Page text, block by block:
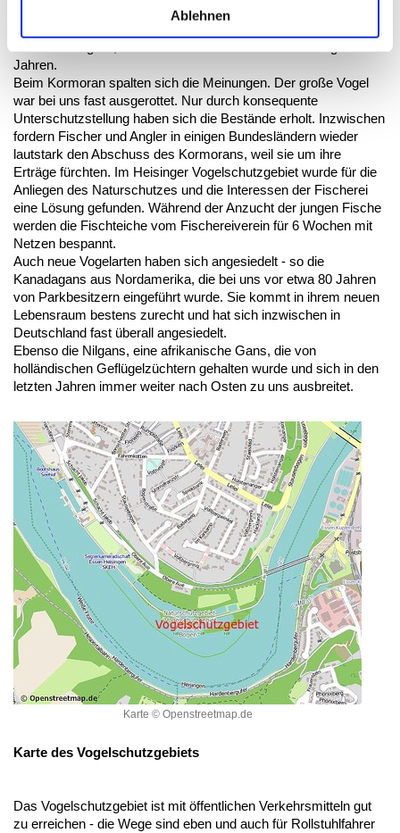
Ablehnen
In der Graureiherkolonie werden im Frühjahr die Nester
Jahren.
Beim Kormoran spalten sich die Meinungen. Der große Vogel
war bei uns fast ausgerottet. Nur durch konsequente
Unterschutzstellung haben sich die Bestände erholt. Inzwischen
fordern Fischer und Angler in einigen Bundesländern wieder
lautstark den Abschuss des Kormorans, weil sie um ihre
Erträge fürchten. Im Heisinger Vogelschutzgebiet wurde für die
Anliegen des Naturschutzes und die Interessen der Fischerei
eine Lösung gefunden. Während der Anzucht der jungen Fische
werden die Fischteiche vom Fischereiverein für 6 Wochen mit
Netzen bespannt.
Auch neue Vogelarten haben sich angesiedelt - so die
Kanadagans aus Nordamerika, die bei uns vor etwa 80 Jahren
von Parkbesitzern eingeführt wurde. Sie kommt in ihrem neuen
Lebensraum bestens zurecht und hat sich inzwischen in
Deutschland fast überall angesiedelt.
Ebenso die Nilgans, eine afrikanische Gans, die von
holländischen Geflügelzüchtern gehalten wurde und sich in den
letzten Jahren immer weiter nach Osten zu uns ausbreitet.
Karte © Openstreetmap.de
Karte des Vogelschutzgebiets
Das Vogelschutzgebiet ist mit öffentlichen Verkehrsmitteln gut
zu erreichen - die Wege sind eben und auch für Rollstuhlfahrer